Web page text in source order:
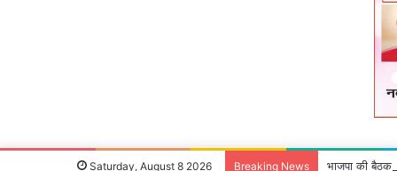
Saturday, August 8 2026 Breaking News भाजपा की बैठक